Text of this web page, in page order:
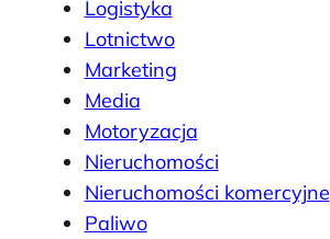
Logistyka
Lotnictwo
Marketing
Media
Motoryzacja
Nieruchomości
Nieruchomości komercyjne
Paliwo